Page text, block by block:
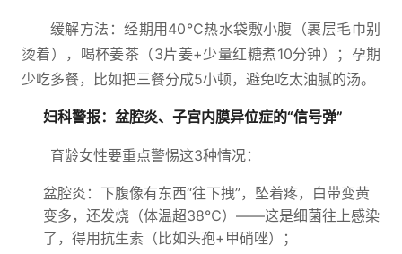
缓解方法：经期用40℃热水袋敷小腹（裹层毛巾别
烫着），喝杯姜茶（3片姜+少量红糖煮10分钟）；孕期
少吃多餐，比如把三餐分成5小顿，避免吃太油腻的汤。
妇科警报：盆腔炎、子宫内膜异位症的“信号弹”
育龄女性要重点警惕这3种情况：
盆腔炎：下腹像有东西“往下拽”，坠着疼，白带变黄
变多，还发烧（体温超38℃）——这是细菌往上感染
了，得用抗生素（比如头孢+甲硝唑）；